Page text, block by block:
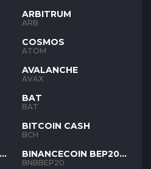
ARBITRUM
ARB
COSMOS
ATOM
AVALANCHE
AVAX
BAT
BAT
BITCOIN CASH
BCH
BINANCECOIN BEP20
BNB
BNBBEP20